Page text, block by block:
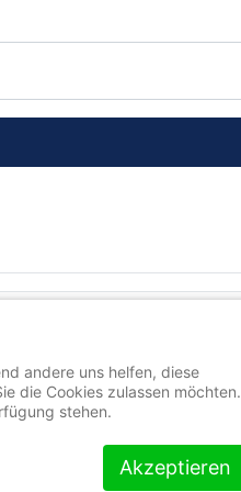
andere uns helfen, diese
die Cookies zulassen möchten.
stehen.
Akzeptieren